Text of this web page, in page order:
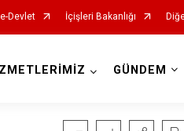
e-Devlet İçişleri Bakanlığı
GÜNDEM